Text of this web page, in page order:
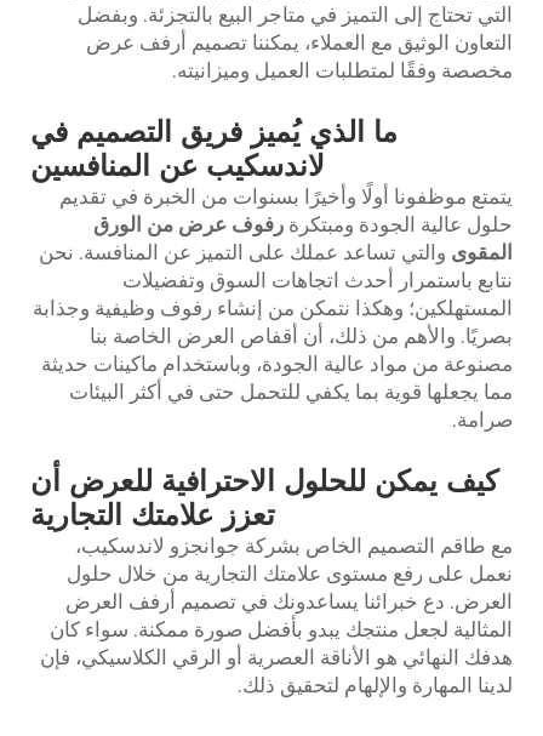
التي تحتاج إلى التميز في متاجر البيع بالتجزئة. وبفضل
التعاون الوثيق مع العملاء، يمكننا تصميم أرفف عرض
مخصصة وفقًا لمتطلبات العميل وميزانيته.
ما الذي يُميز فريق التصميم في
لاندسكيب عن المنافسين
يتمتع موظفونا أولًا وأخيرًا بسنوات من الخبرة في تقديم
حلول عالية الجودة ومبتكرة رفوف عرض من الورق
المقوىوالتي تساعد عملك على التميز عن المنافسة. نحن
نتابع باستمرار أحدث اتجاهات السوق وتفضيلات
المستهلكين؛ وهكذا نتمكن من إنشاء رفوف وظيفية وجذابة
بصريًا. والأهم من ذلك، أن أقفاص العرض الخاصة بنا
مصنوعة من مواد عالية الجودة، وباستخدام ماكينات حديثة
مما يجعلها قوية بما يكفي للتحمل حتى في أكثر البيئات
صرامة.
كيف يمكن للحلول الاحترافية للعرض أن
تعزز علامتك التجارية
مع طاقم التصميم الخاص بشركة جوانجزو لاندسكيب،
نعمل على رفع مستوى علامتك التجارية من خلال حلول
العرض. دع خبرائنا يساعدونك في تصميم أرفف العرض
المثالية لجعل منتجك يبدو بأفضل صورة ممكنة. سواء كان
هدفك النهائي هو الأناقة العصرية أو الرقي الكلاسيكي، فإن
لدينا المهارة والإلهام لتحقيق ذلك.